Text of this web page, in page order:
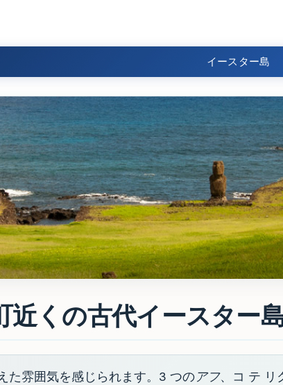
イースター島
近くの古代イースター
た雰囲気を感じられます。3 つのアフ、コ テ リ